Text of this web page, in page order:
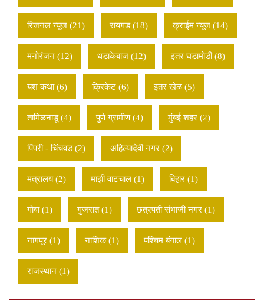
रिजनल न्यूज (21) रायगड (18) क्राईम न्यूज (14)
मनोरंजन (12) धडाकेबाज (12) इतर घडामोडी (8)
यश कथा (6) क्रिकेट (6) इतर खेळ (5)
तामिळनाडू (4) पुणे ग्रामीण (4) मुंबई शहर (2)
पिंपरी - चिंचवड (2) अहिल्यादेवी नगर (2)
मंत्रालय (2) माझी वाटचाल (1) बिहार (1)
गोवा (1) गुजरात (1) छत्रपती संभाजी नगर (1)
नागपूर (1) नाशिक (1) पश्चिम बंगाल (1)
राजस्थान (1)